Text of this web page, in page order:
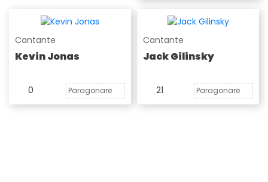
Cantante
Kevin Jonas
0 Paragonare
Cantante
Jack Gilinsky
21 Paragonare